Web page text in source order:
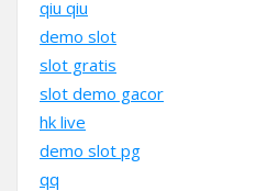
qiu qiu
demo slot
slot gratis
slot demo gacor
hk live
demo slot pg
qq